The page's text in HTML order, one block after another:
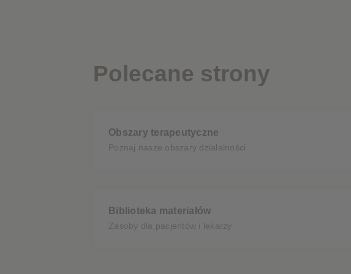
Polecane strony
Obszary terapeutyczne
Poznaj nasze obszary działalności
Biblioteka materiałów
Zasoby dla pacjentów i lekarzy